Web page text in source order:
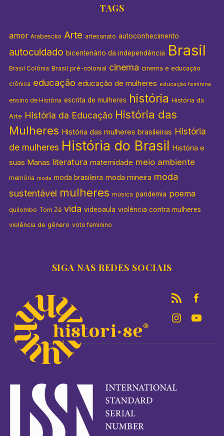
TAGS
amor Arabescko Arte artesanato autoconhecimento
autocuidado bicentenário da independência Brasil
Brasil Colônia Brasil pré-colonial cinema cinema e educação
crônica educação educação de mulheres educação feminina
ensino de História escrita de mulheres história História da
Arte História da Educação História das
Mulheres História das mulheres brasileiras História
de mulheres História do Brasil História e
suas Manas literatura maternidade meio ambiente
memória moda moda brasileira moda mineira moda
sustentável mulheres música pandemia poema
quilombo Tom Zé vida videoaula violência contra mulheres
violência de gênero voto feminino
SIGA NAS REDES SOCIAIS